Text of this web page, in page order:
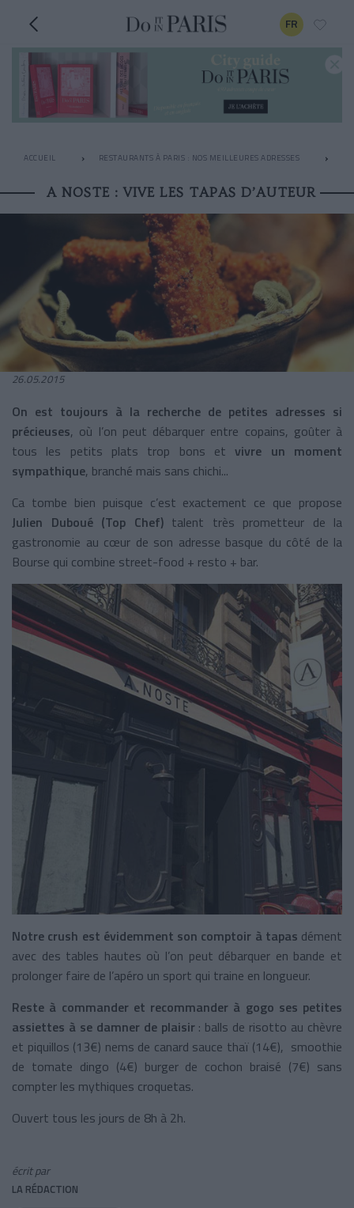
FR
ACCUEIL RESTAURANTS À PARIS : NOS MEILLEURES ADRESSES
A NOSTE : VIVE LES TAPAS D’AUTEUR
26.05.2015
On est toujours à la recherche de petites adresses si
précieuses, où l’on peut débarquer entre copains, goûter à
tous les petits plats trop bons etvivre un moment
sympathique, branché mais sans chichi...
Ca tombe bien puisque c’est exactement ce que propose
Julien Duboué (Top Chef)talent très prometteur de la
gastronomie au cœur de son adresse basque du côté de la
Bourse qui combine street-food + resto + bar.
Notre crush est évidemment son comptoir à tapas dément
avec des tables hautes où l’on peut débarquer en bande et
prolonger faire de l’apéro un sport qui traine en longueur.
Reste à commander et recommander à gogo ses petites
assiettes à se damner de plaisir: balls de risotto au chèvre
et piquillos (13€) nems de canard sauce thaï (14€), smoothie
de tomate dingo (4€) burger de cochon braisé (7€) sans
compter les mythiques croquetas.
Ouvert tous les jours de 8h à 2h.
écrit par
LA RÉDACTION